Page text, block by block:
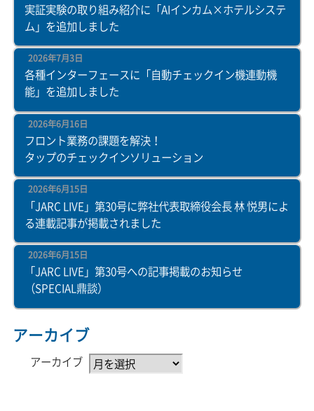
実証実験の取り組み紹介に「AIインカム×ホテルシステ
ム」を追加しました
各種インターフェースに「自動チェックイン機連動機
能」を追加しました
2026年7月3日
フロント業務の課題を解決！
タップのチェックインソリューション
2026年6月16日
「JARC LIVE」第30号に弊社代表取締役会長 林 悦男によ
る連載記事が掲載されました
2026年6月15日
「JARC LIVE」第30号への記事掲載のお知らせ
（SPECIAL鼎談）
2026年6月15日
アーカイブ
アーカイブ